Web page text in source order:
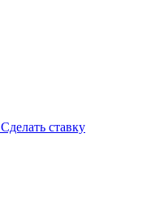
Сделать ставку